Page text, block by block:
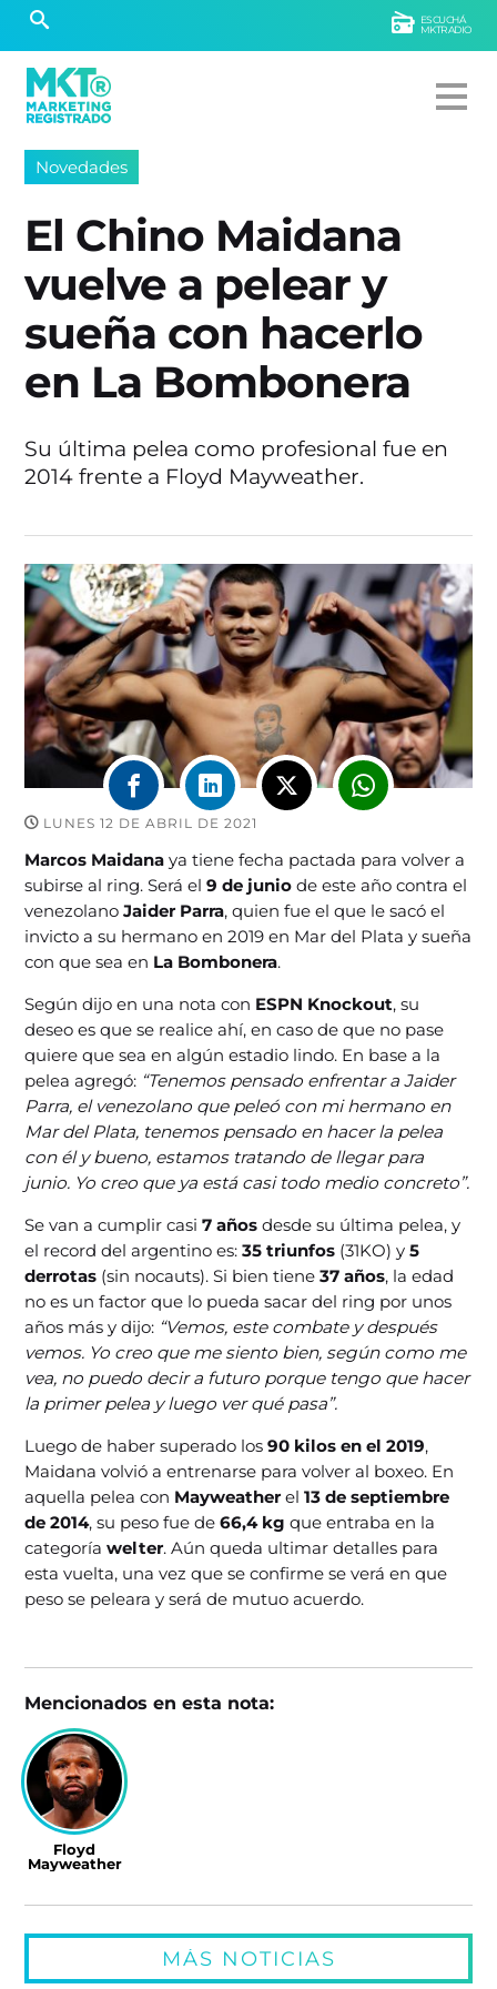
ESCUCHÁ
MKTRADIO
Novedades
El Chino Maidana
vuelve a pelear y
sueña con hacerlo
en La Bombonera
Su última pelea como profesional fue en
2014 frente a Floyd Mayweather.
LUNES 12 DE ABRIL DE 2021
Marcos Maidana ya tiene fecha pactada para volver a
subirse al ring. Será el 9 de junio de este año contra el
venezolanoJaider Parra, quien fue el que le sacó el
invicto a su hermano en 2019 en Mar del Plata y sueña
con que sea en La Bombonera.
Según dijo en una nota con ESPN Knockout, su
deseo es que se realice ahí, en caso de que no pase
quiere que sea en algún estadio lindo. En base a la
pelea agregó: “Tenemos pensado enfrentar a Jaider
Parra, el venezolano que peleó con mi hermano en
Mar del Plata, tenemos pensado en hacer la pelea
con él y bueno, estamos tratando de llegar para
junio. Yo creo que ya está casi todo medio concreto”.
Se van a cumplir casi7 años desde su última pelea, y
el record del argentino es:35 triunfos (31KO) y5
derrotas (sin nocauts). Si bien tiene37 años, la edad
no es un factor que lo pueda sacar del ring por unos
años más y dijo: “Vemos, este combate y después
vemos. Yo creo que me siento bien, según como me
vea, no puedo decir a futuro porque tengo que hacer
la primer pelea y luego ver qué pasa”.
Luego de haber superado los90 kilos en el 2019,
Maidana volvió a entrenarse para volver al boxeo. En
aquella pelea con Mayweather el13 de septiembre
de 2014, su peso fue de66,4 kgque entraba en la
categoríawelter. Aún queda ultimar detalles para
esta vuelta, una vez que se confirme se verá en que
peso se peleara y será de mutuo acuerdo.
Mencionados en esta nota:
Floyd
Mayweather
MÁS NOTICIAS